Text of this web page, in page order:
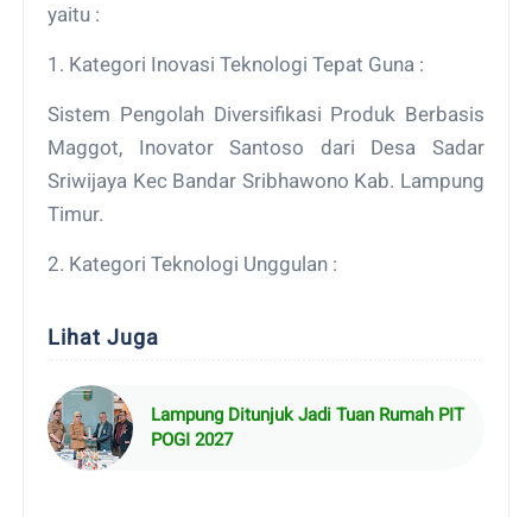
yaitu :
1. Kategori Inovasi Teknologi Tepat Guna :
Sistem Pengolah Diversifikasi Produk Berbasis
Maggot, Inovator Santoso dari Desa Sadar
Sriwijaya Kec Bandar Sribhawono Kab. Lampung
Timur.
2. Kategori Teknologi Unggulan :
Lihat Juga
Lampung Ditunjuk Jadi Tuan Rumah PIT
POGI 2027